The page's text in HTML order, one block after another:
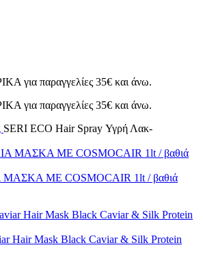
παραγγελίες 35€ και άνω.
παραγγελίες 35€ και άνω.
SERI ECO Hair Spray Υγρή Λακ-
ΜΑΣΚΑ ΜΕ COSMOCAIR 1lt / βαθιά
Hair Mask Black Caviar & Silk Protein